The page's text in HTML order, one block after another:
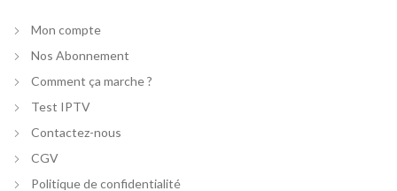
Mon compte
Nos Abonnement
Comment ça marche ?
Test IPTV
Contactez-nous
CGV
Politique de confidentialité